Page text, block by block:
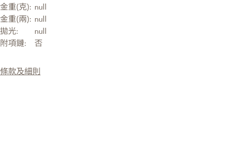
金重(克): null
金重(兩): null
拋光:
null
附項鏈:
否
條款及細則